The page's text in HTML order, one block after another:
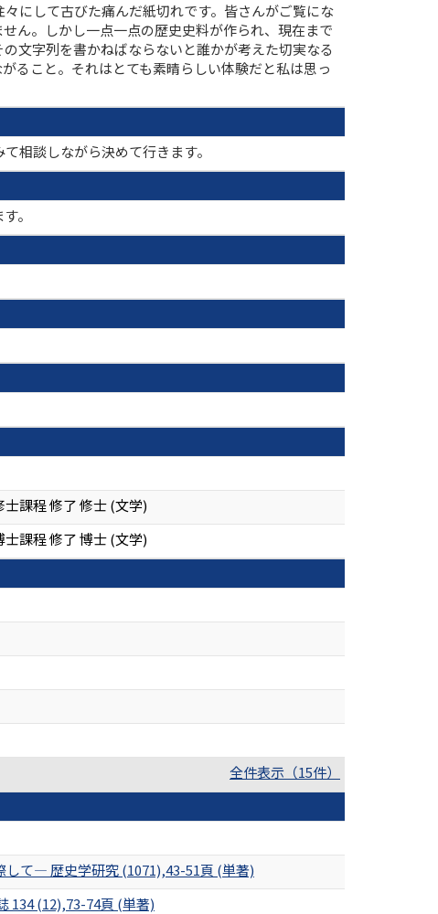
にして古びた痛んだ紙切れです。皆さんがご覧にな
ん。しかし一点一点の歴史史料が作られ、現在まで
文字列を書かねばならないと誰かが考えた切実なる
ること。それはとても素晴らしい体験だと私は思っ
相談しながら決めて行きます。
。
課程 修了 修士 (文学)
課程 修了 博士 (文学)
全件表示（15件）
て― 歴史学研究 (1071),43-51頁 (単著)
(12),73-74頁 (単著)